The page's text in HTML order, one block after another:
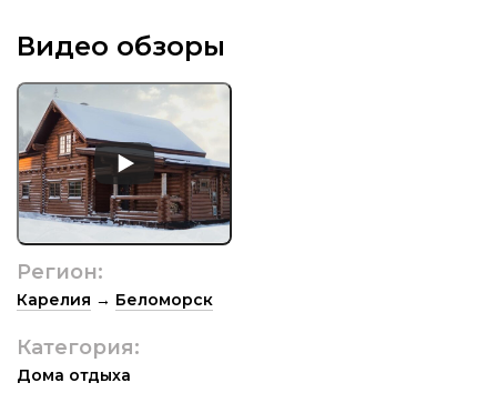
Видео обзоры
Регион:
Карелия → Беломорск
Категория:
Дома отдыха